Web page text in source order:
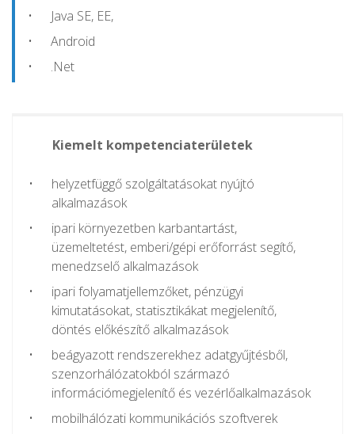
Java SE, EE,
Android
.Net
Kiemelt kompetenciaterületek
helyzetfüggő szolgáltatásokat nyújtó
alkalmazások
ipari környezetben karbantartást,
üzemeltetést, emberi/gépi erőforrást segítő,
menedzselő alkalmazások
ipari folyamatjellemzőket, pénzügyi
kimutatásokat, statisztikákat megjelenítő,
döntés előkészítő alkalmazások
beágyazott rendszerekhez adatgyűjtésből,
szenzorhálózatokból származó
információmegjelenítő és vezérlőalkalmazások
mobilhálózati kommunikációs szoftverek